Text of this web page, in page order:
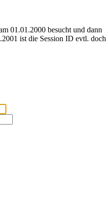
01.01.2000 besucht und dann
ist die Session ID evtl. doch